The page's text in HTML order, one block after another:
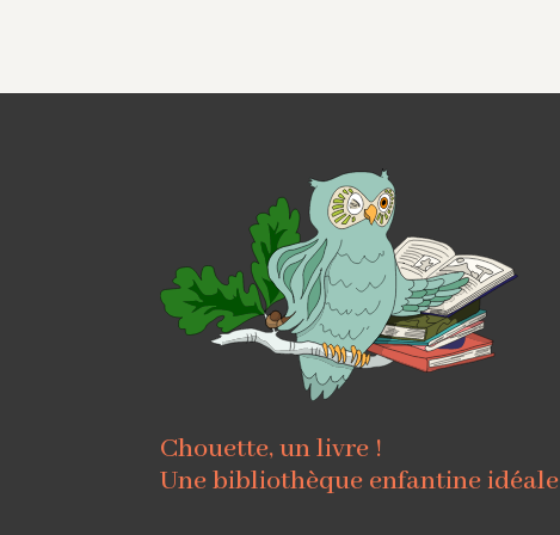
Chouette, un livre !
Une bibliothèque enfantine idéale